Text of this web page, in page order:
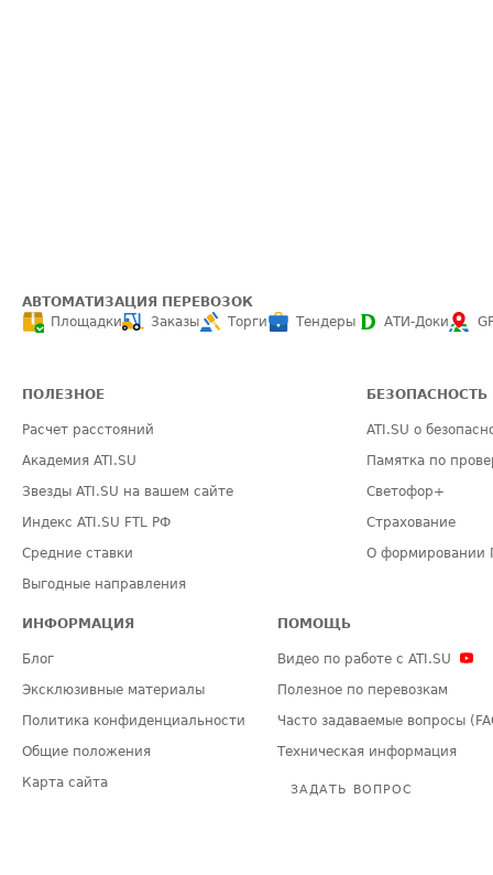
АВТОМАТИЗАЦИЯ ПЕРЕВОЗОК
Площадки
Заказы Торги Тендеры АТИ-Доки
ПОЛЕЗНОЕ
Расчет расстояний
Академия ATI.SU
Звезды ATI.SU на вашем сайте
Индекс ATI.SU FTL РФ
Средние ставки
Выгодные направления
БЕЗОПАСНОСТЬ
ATI.SU о
Памятка по
Светофор+
Страхование
О формировании
ИНФОРМАЦИЯ
Блог
Эксклюзивные материалы
Политика конфиденциальности
Общие положения
Карта сайта
ПОМОЩЬ
Видео по работе с ATI.SU
Полезное по перевозкам
Часто задаваемые вопросы
Техническая информация
ЗАДАТЬ ВОПРОС